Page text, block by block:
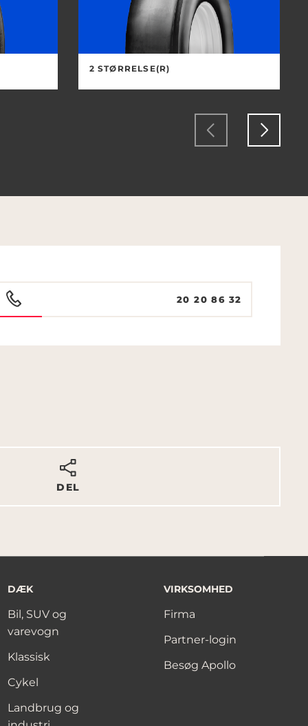
2 STØRRELSE(R)
20 20 86 32
DEL
DÆK
Bil, SUV og
varevogn
Klassisk
Cykel
Landbrug og
VIRKSOMHED
Firma
Partner-login
Besøg Apollo